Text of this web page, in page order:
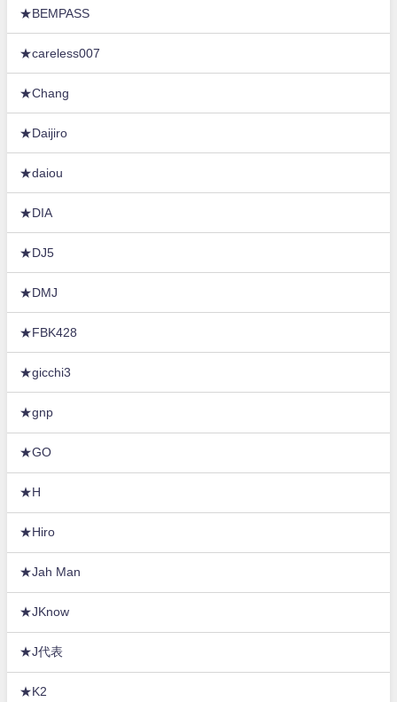
★BEMPASS
★careless007
★Chang
★Daijiro
★daiou
★DIA
★DJ5
★DMJ
★FBK428
★gicchi3
★gnp
★GO
★H
★Hiro
★Jah Man
★JKnow
★J代表
★K2